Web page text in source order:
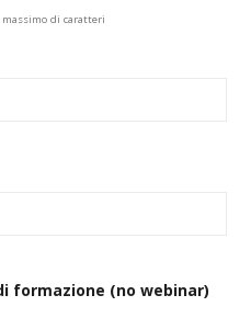
di caratteri
formazione (no webinar)